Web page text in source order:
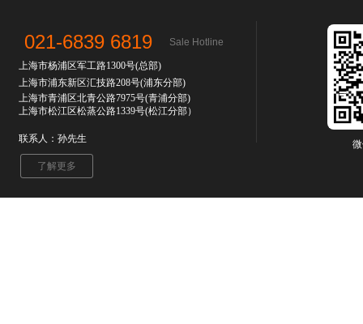
021-6839 6819
上海市杨浦区军工路1300号(总部)
上海市浦东新区汇技路208号(浦东分部)
上海市青浦区北青公路7975号(青浦分部)
上海市松江区松蒸公路1339号(松江分部）
联系人：孙先生
Sale Hotline
了解更多